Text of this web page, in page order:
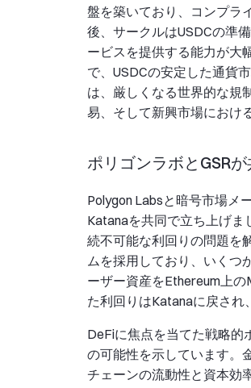
盤を築いており、コンプラ
後、サークルはUSDCの準
ービスを提供する能力が大
で、USDCの安定した通貨
は、厳しくなる世界的な規
易、そして新興市場におけ
ポリゴンラボとGSR
Polygon Labsと暗号市場メ
Katanaを共同で立ち上げ
続不可能な利回りの問題を
ムを採用しており、いくつ
ーザー資産をEthereum上
た利回りはKatanaに戻され
DeFiに焦点を当てた戦略的
の可能性を示しています。
チェーンの流動性と資本効